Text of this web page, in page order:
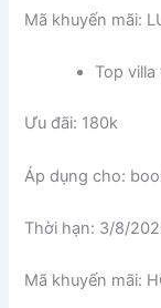
Mã khuyến mãi:
Top
Ưu đãi: 180k
Áp dụng cho:
Thời hạn: 3/8/
Mã khuyến mãi: